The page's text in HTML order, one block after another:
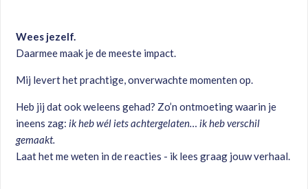
Wees jezelf.
Daarmee maak je de meeste impact.
Mij levert het prachtige, onverwachte momenten op.
Heb jij dat ook weleens gehad? Zo’n ontmoeting waarin je
ineens zag:ik heb wél iets achtergelaten… ik heb verschil
gemaakt.
Laat het me weten in de reacties - ik lees graag jouw verhaal.